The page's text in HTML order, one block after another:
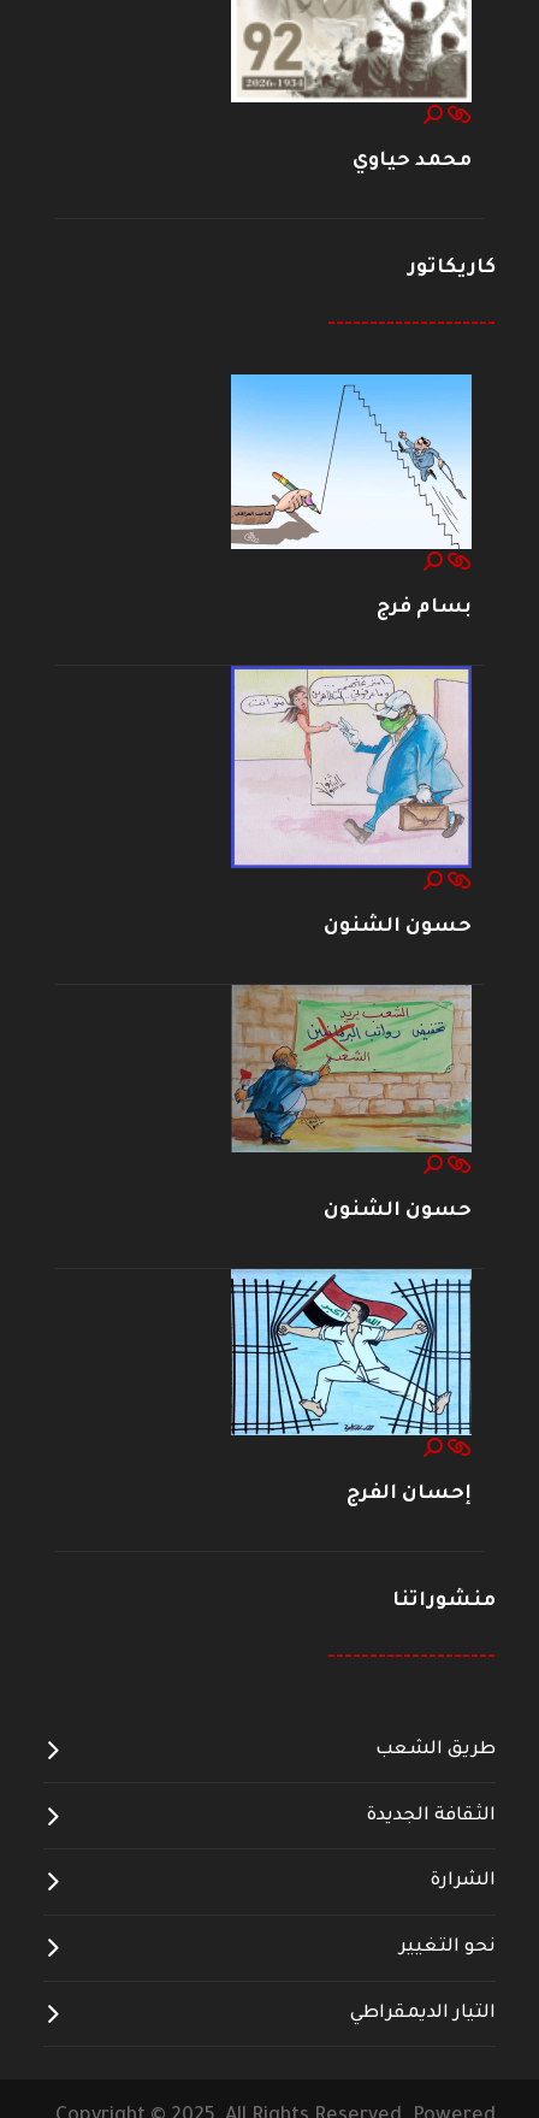
محمد حياوي
كاريكاتور
--------------------
بسام فرج
حسون الشنون
حسون الشنون
إحسان الفرج
منشوراتنا
--------------------
طريق الشعب
الثقافة الجديدة
الشرارة
نحو التغيير
التيار الديمقراطي